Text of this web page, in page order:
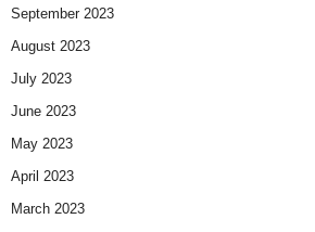
September 2023
August 2023
July 2023
June 2023
May 2023
April 2023
March 2023